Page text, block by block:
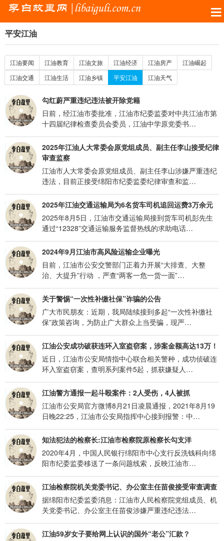
平安江油
江油要闻 江油教育 江油文旅 江油经济 江油房产
江油崛起
江油交通
江油生活 江油乡镇 平安江油 江油天气
勾红蔚严重违纪违法被开除党籍
日前，经江油市委批准，江油市纪委监委对中共江油市第
十四届纪律检查委员会委员，江油中学原党委书…
2025年江油人大常委会原党组成员、副主任李山接受纪律
审查监察
江油市人大常委会原党组成员、副主任李山涉嫌严重违纪
违法，目前正接受绵阳市纪委监委纪律审查和监…
2025年江油交通运输局为6名货车司机追回运费3万余元
2025年8月5日，江油市交通运输局接到货车司机彭先生
通过“12328”交通运输服务监督热线的求助电话…
2024年9月江油市高风险运输企业曝光
目前，江油市公安交警部门正着力开展“大排查、大整
治、大提升”行动 ，严查“两客一危一货一面”…
关于警惕“一次性补缴社保”诈骗的公告
广大市民朋友：近期，我局陆续接到多起“一次性补缴社
保”政策咨询，为防止广大群众上当受骗，现严…
江油公安成功破获连环入室盗窃案，涉案金额高达13万！
近日，江油市公安局情指中心联合相关警种，成功侦破连
环入室盗窃案，查明系列案件5起，抓获嫌疑人…
江油警方通报一起斗殴案件：2人受伤，4人被抓
江油市公安局官方微博8月21日凌晨通报，2021年8月19
日晚22:25，江油市公安局指挥中心接到报警：中…
知法犯法的检察长:江油市检察院原检察长勾支洋
2020年4月，中国人民银行绵阳市中心支行反洗钱科向绵
阳市纪委监委移送了一条问题线索，反映江油市…
江油检察院机关党委书记、办公室主任苗俊接受审查调查
据绵阳市纪委监委消息：江油市人民检察院党组成员、机
关党委书记、办公室主任苗俊涉嫌严重违纪违法…
江油59岁女子要给网上认识的国外“老公”汇款？